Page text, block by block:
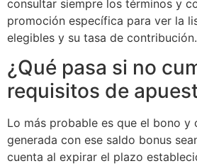
consultar siempre los términos y
promoción específica para ver la
elegibles y su tasa de contribución.
¿Qué pasa si no
requisitos de
Lo más probable es que el bono y
generada con ese saldo bonus
cuenta al expirar el plazo